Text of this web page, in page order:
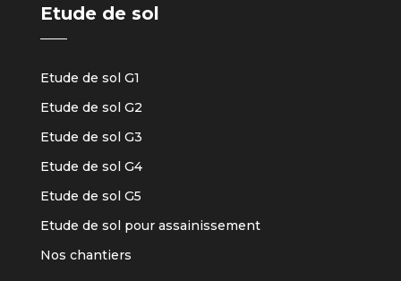
Etude de sol
Etude de sol G1
Etude de sol G2
Etude de sol G3
Etude de sol G4
Etude de sol G5
Etude de sol pour assainissement
Nos chantiers